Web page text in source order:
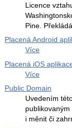
Licence
Pine.
Placená Android
Více
Placená iOS
Více
Public Domain
Uvedením
i měnit či